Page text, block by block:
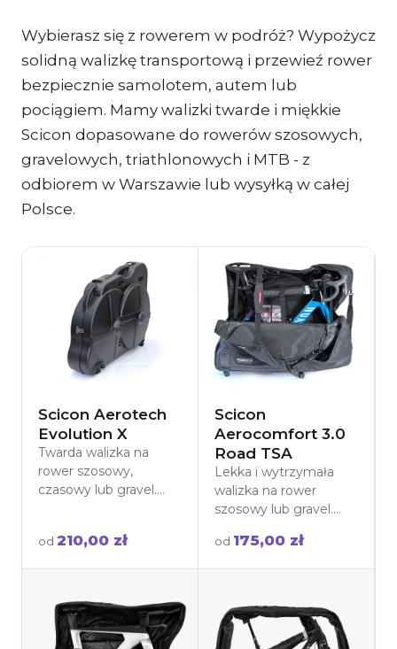
INFORMACJE
Jak to działa
Cennik
Przesyłki
Płatności
Warunki najmu
Regulamin
Wypożycz sprzęt
Wybierasz się z rowerem w podróż? Wypożycz
solidną walizkę transportową i przewieź rower
bezpiecznie samolotem, autem lub
pociągiem. Mamy walizki twarde i miękkie
Scicon dopasowane do rowerów szosowych,
gravelowych, triathlonowych i MTB - z
odbiorem w Warszawie lub wysyłką w całej
Polsce.
Scicon Aerotech
Evolution X
Twarda walizka na
rower szosowy,
czasowy lub gravel.
konstrukcji i zamkowi
dziś!
od 210,00 zł
Scicon
Aerocomfort 3.0
Road TSA
Lekka i wytrzymała
walizka na rower
szosowy lub gravel.
rower bez
zdejmowania
podróże lotnicze i
drogowe! Wypożycz
już dziś z wysyłką lub
od 175,00 zł